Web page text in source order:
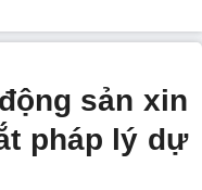
sản xin
pháp lý dự